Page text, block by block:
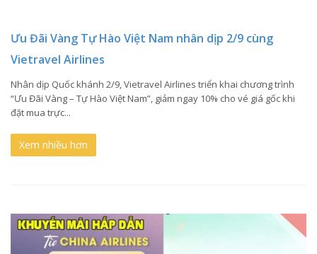
Ưu Đãi Vàng Tự Hào Việt Nam nhân dịp 2/9 cùng
Vietravel Airlines
Nhân dịp Quốc khánh 2/9, Vietravel Airlines triển khai chương trình
“Ưu Đãi Vàng – Tự Hào Việt Nam”, giảm ngay 10% cho vé giá gốc khi
đặt mua trực...
Xem nhiều hơn